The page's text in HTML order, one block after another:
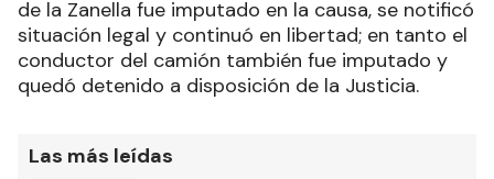
de la Zanella fue imputado en la causa, se notificó
situación legal y continuó en libertad; en tanto el
conductor del camión también fue imputado y
quedó detenido a disposición de la Justicia.
Las más leídas